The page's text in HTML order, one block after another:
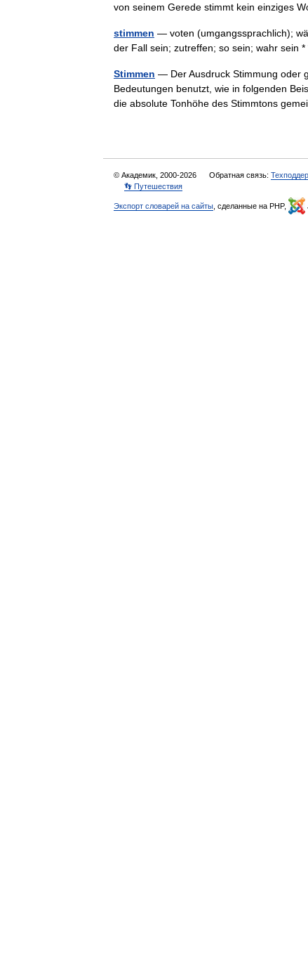
von seinem Gerede stimmt kein einziges
stimmen — voten (umgangssprachlich);
der Fall sein; zutreffen; so sein; wahr sein
Stimmen — Der Ausdruck Stimmung oder
Bedeutungen benutzt, wie in folgenden
die absolute Tonhöhe des Stimmtons
© Академик, 2000-2026 Обратная связь:
👣 Путешествия
Экспорт словарей на сайты , сделанные на PHP,